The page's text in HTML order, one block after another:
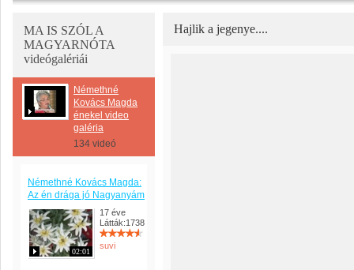
MA IS SZÓL A
MAGYARNÓTA
videógalériái
Némethné
Kovács Magda
énekel video
galéria
134 videó
Némethné Kovács Magda:
Az én drága jó Nagyanyám
02:01
17 éve
Látták:1738
suvi
Hajlik a jegenye....